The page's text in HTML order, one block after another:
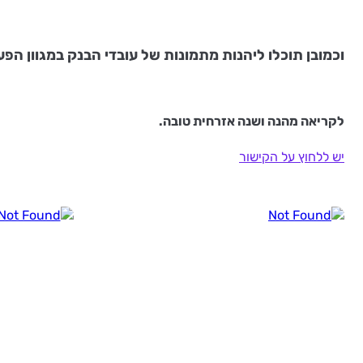
וכמובן תוכלו ליהנות מתמונות של עובדי הבנק במגוון
לקריאה מהנה ושנה אזרחית טובה.
יש ללחוץ על הקישור